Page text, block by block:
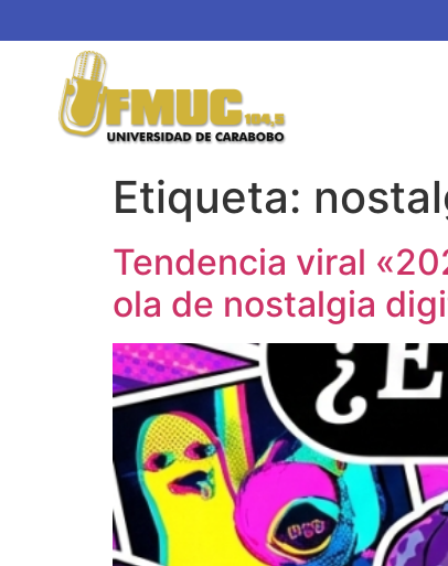
Etiqueta:
Tendencia viral
ola de nostalgia